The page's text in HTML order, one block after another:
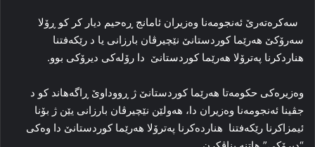
سه‌کره‌ته‌رێ ئه‌نجومه‌نا وه‌زیران ئامانج ڕه‌حیم دیار کر کو ڕۆلا
سه‌رۆکێ هه‌رێما کوردستانێ نێچیرڤان بارزانی یا د رێکەفتنا
هناردکرنا په‌ترۆلا هەرێما کوردستانێ دا رۆلەکی دیرۆکی بوو.
وه‌زیره‌کی حکومه‌تا هه‌رێما کوردستانێ ژ ڕووداوێ ڕاگەهاند کو د
جڤینا ئه‌نجومه‌نا وه‌زیران دا، هه‌ولێن نێچیرڤان بارزانی یێن ژ بۆنا
ئیمزاکرنا رێکەفتنا هنارده‌کرنا په‌ترۆلا هەرێما کوردستانێ دا وه‌کی